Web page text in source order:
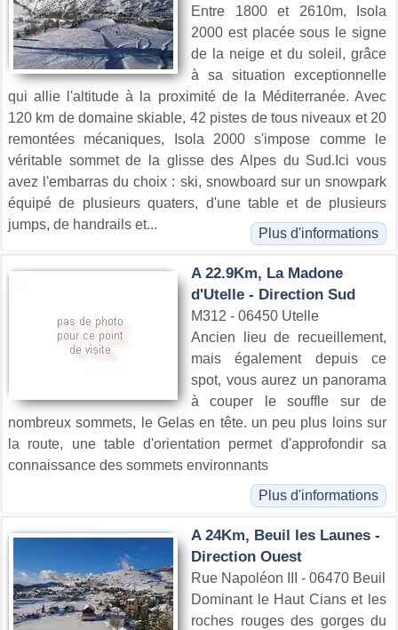
Entre 1800 et 2610m, Isola
2000 est placée sous le signe
de la neige et du soleil, grâce
à sa situation exceptionnelle
qui allie l'altitude à la proximité de la Méditerranée. Avec
120 km de domaine skiable, 42 pistes de tous niveaux et 20
remontées mécaniques, Isola 2000 s'impose comme le
véritable sommet de la glisse des Alpes du Sud.Ici vous
avez l'embarras du choix : ski, snowboard sur un snowpark
équipé de plusieurs quaters, d'une table et de plusieurs
jumps, de handrails et...
Plus d'informations
A 22.9Km, La Madone
d'Utelle - Direction Sud
M312 - 06450 Utelle
Ancien lieu de recueillement,
mais également depuis ce
spot, vous aurez un panorama
à couper le souffle sur de
nombreux sommets, le Gelas en tête. un peu plus loins sur
la route, une table d'orientation permet d'approfondir sa
connaissance des sommets environnants
Plus d'informations
A 24Km, Beuil les Launes -
Direction Ouest
Rue Napoléon III - 06470 Beuil
Dominant le Haut Cians et les
roches rouges des gorges du